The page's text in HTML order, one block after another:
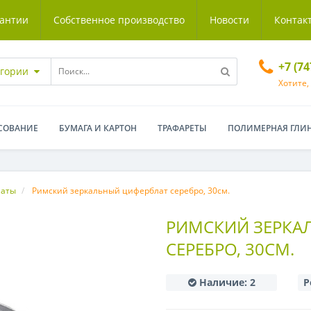
Собственное производство Новости
+7
БУМАГА И КАРТОН ТРАФАРЕТЫ ПОЛИМЕРНАЯ
Римский зеркальный циферблат серебро, 30см.
РИМСКИЙ
СЕРЕБРО, 30СМ.
Наличие: 2